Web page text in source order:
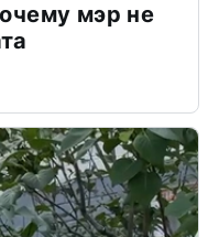
мэр не